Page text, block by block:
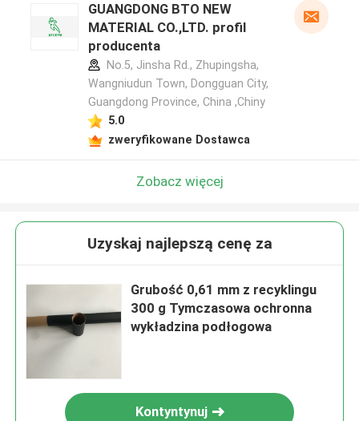
GUANGDONG BTO NEW
MATERIAL CO.,LTD. profil
producenta
No.5, Jinsha Rd., Zhupingsha,
Wangniudun Town, Dongguan City,
Guangdong Province, China ,Chiny
5.0
zweryfikowane Dostawca
Zobacz więcej
Uzyskaj najlepszą cenę za
Grubość 0,61 mm z recyklingu
300 g Tymczasowa ochronna
wykładzina podłogowa
Kontyntynuj